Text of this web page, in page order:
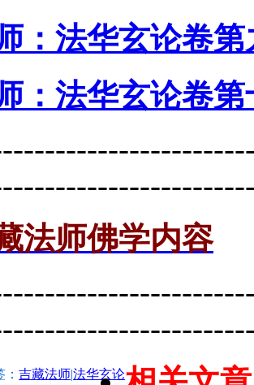
：法华玄论卷第
：法华玄论卷第
法师佛学内容
吉藏法师|法华玄论